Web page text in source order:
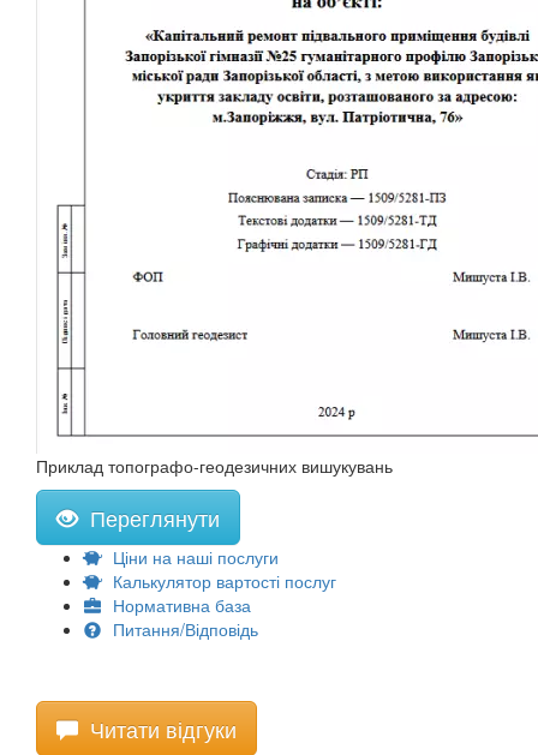
Приклад топографо-геодезичних вишукувань
Переглянути
Ціни на наші послуги
Калькулятор вартості послуг
Нормативна база
Питання/Відповідь
Читати відгуки